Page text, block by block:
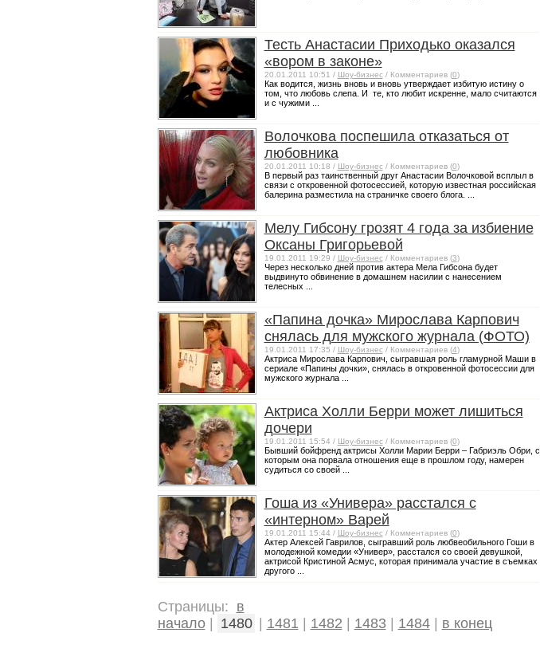
Тесть Анастасии Приходько оказался
«вором в законе»
20.01.2011 10:51 / Шоу-бизнес/ Комментариев (0)
Как водится, жизнь вновь и вновь утверждает избитую истину о
том, что любовь слепа. И те, кто любит искренне, мало считаются
и с чужими ...
Волочкова поспешила отказаться от
любовника
20.01.2011 10:18 / Шоу-бизнес/ Комментариев (0)
В первый раз таинственный друг Анастасии Волочковой всплыл в
связи с откровенной фотосессией, которую известная российская
балерина разместила на страничке своего блога. ...
Мелу Гибсону грозят 4 года за избиение
Оксаны Григорьевой
19.01.2011 19:29 / Шоу-бизнес/ Комментариев (3)
Через несколько дней против актера Мела Гибсона будет
выдвинуто обвинение в домашнем насилии с нанесением
телесных ...
«Папина дочка» Мирослава Карпович
снялась для мужского журнала (ФОТО)
19.01.2011 17:35 / Шоу-бизнес/ Комментариев (4)
Актриса Мирослава Карпович, сыгравшая роль гламурной Маши в
сериале «Папины дочки», снялась в откровенной фотосессии для
мужского журнала ...
Актриса Холли Берри может лишиться
дочери
19.01.2011 15:54 / Шоу-бизнес/ Комментариев (0)
Бывший бойфренд актрисы Холли Марии Берри – Габриэль Обри, с
которым она порвала отношения еще в прошлом году, намерен
судиться со своей ...
Гоша из «Универа» расстался с
«интерном» Варей
19.01.2011 15:44 / Шоу-бизнес/ Комментариев (0)
Актер Алексей Гаврилов, сыгравший роль любвеобильного Гоши в
молодежной комедии «Универ», расстался со своей девушкой,
актрисой Кристиной Асмус, которая принимала участие в съемках
другого ...
Страницы: в
начало| 1480 1481 1482 1483| 1484| в конец